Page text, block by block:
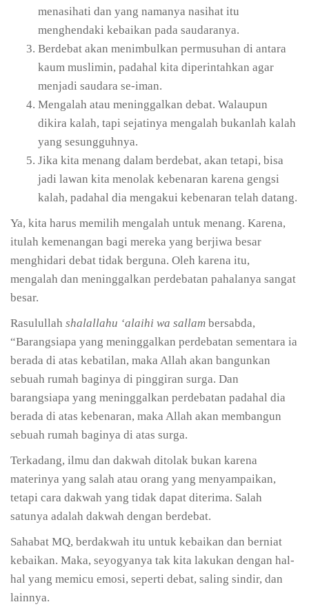
menasihati dan yang namanya nasihat itu
menghendaki kebaikan pada saudaranya.
Berdebat akan menimbulkan permusuhan di antara
kaum muslimin, padahal kita diperintahkan agar
menjadi saudara se-iman.
Mengalah atau meninggalkan debat. Walaupun
dikira kalah, tapi sejatinya mengalah bukanlah kalah
yang sesungguhnya.
Jika kita menang dalam berdebat, akan tetapi, bisa
jadi lawan kita menolak kebenaran karena gengsi
kalah, padahal dia mengakui kebenaran telah datang.
Ya, kita harus memilih mengalah untuk menang. Karena,
itulah kemenangan bagi mereka yang berjiwa besar
menghidari debat tidak berguna. Oleh karena itu,
mengalah dan meninggalkan perdebatan pahalanya sangat
besar.
Rasulullah shalallahu ‘alaihi wa sallam bersabda,
“Barangsiapa yang meninggalkan perdebatan sementara ia
berada di atas kebatilan, maka Allah akan bangunkan
sebuah rumah baginya di pinggiran surga. Dan
barangsiapa yang meninggalkan perdebatan padahal dia
berada di atas kebenaran, maka Allah akan membangun
sebuah rumah baginya di atas surga.
Terkadang, ilmu dan dakwah ditolak bukan karena
materinya yang salah atau orang yang menyampaikan,
tetapi cara dakwah yang tidak dapat diterima. Salah
satunya adalah dakwah dengan berdebat.
Sahabat MQ, berdakwah itu untuk kebaikan dan berniat
kebaikan. Maka, seyogyanya tak kita lakukan dengan hal-
hal yang memicu emosi, seperti debat, saling sindir, dan
lainnya.